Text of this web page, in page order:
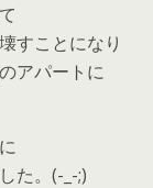
すことになり
アパートに
た。(-_-;)